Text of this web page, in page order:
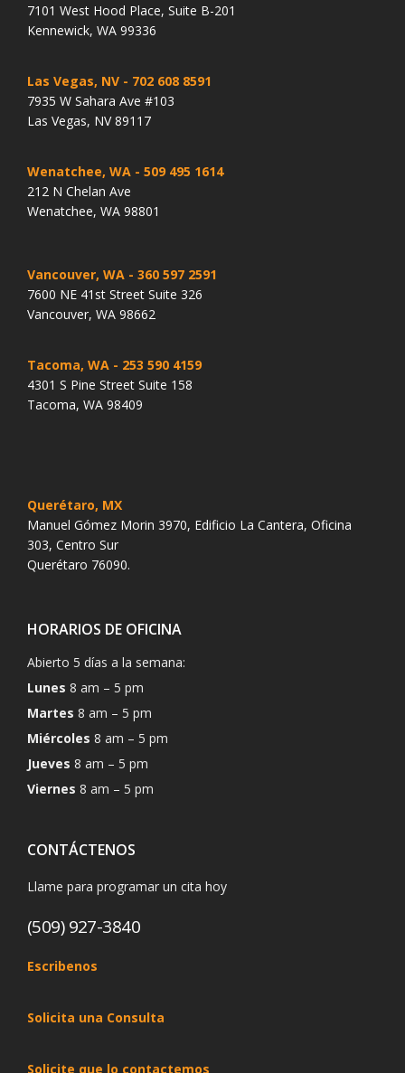
7101 West Hood Place, Suite B-201
Kennewick, WA 99336
Las Vegas, NV - 702 608 8591
7935 W Sahara Ave #103
Las Vegas, NV 89117
Wenatchee, WA - 509 495 1614
212 N Chelan Ave
Wenatchee, WA 98801
Vancouver, WA - 360 597 2591
7600 NE 41st Street Suite 326
Vancouver, WA 98662
Tacoma, WA - 253 590 4159
4301 S Pine Street Suite 158
Tacoma, WA 98409
Querétaro, MX
Manuel Gómez Morin 3970, Edificio La Cantera, Oficina
303, Centro Sur
Querétaro 76090.
HORARIOS DE OFICINA
Abierto 5 días a la semana:
Lunes 8 am – 5 pm
Martes 8 am – 5 pm
Miércoles 8 am – 5 pm
Jueves 8 am – 5 pm
Viernes 8 am – 5 pm
CONTÁCTENOS
Llame para programar un cita hoy
(509) 927-3840
Escribenos
Solicita una Consulta
Solicite que lo contactemos